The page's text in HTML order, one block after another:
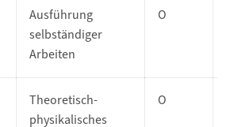
Ausführung
selbständiger
Arbeiten
O
Theoretisch-
physikalisches
O